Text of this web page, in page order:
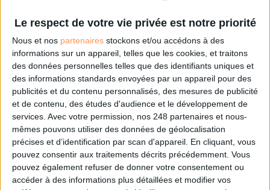
Le respect de votre vie privée est notre priorité
Nous et nos partenaires stockons et/ou accédons à des
informations sur un appareil, telles que les cookies, et traitons
des données personnelles telles que des identifiants uniques et
des informations standards envoyées par un appareil pour des
publicités et du contenu personnalisés, des mesures de publicité
et de contenu, des études d'audience et le développement de
services. Avec votre permission, nos 248 partenaires et nous-
mêmes pouvons utiliser des données de géolocalisation
précises et d’identification par scan d'appareil. En cliquant, vous
pouvez consentir aux traitements décrits précédemment. Vous
pouvez également refuser de donner votre consentement ou
accéder à des informations plus détaillées et modifier vos
de confidentialité.
Déjà abonné.e ?Connectez-vous
0 Commentaire
391
IA Et Patrimoine
Intelligence Artificielle
Art